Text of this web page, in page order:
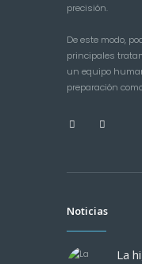
precisión.
De este modo,
principales
un equipo
preparación
Noticias
La